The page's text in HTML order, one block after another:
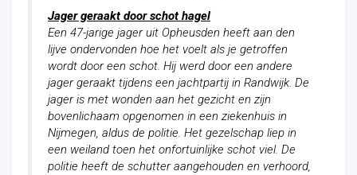
Jager geraakt door schot hagel
Een 47-jarige jager uit Opheusden heeft aan den
lijve ondervonden hoe het voelt als je getroffen
wordt door een schot. Hij werd door een andere
jager geraakt tijdens een jachtpartij in Randwijk. De
jager is met wonden aan het gezicht en zijn
bovenlichaam opgenomen in een ziekenhuis in
Nijmegen, aldus de politie. Het gezelschap liep in
een weiland toen het onfortuinlijke schot viel. De
politie heeft de schutter aangehouden en verhoord,